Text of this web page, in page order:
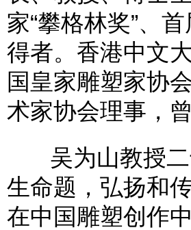
家“攀格林奖”、
得者。香港中文
国皇家雕塑家协
术家协会理事，
吴为山教授二
生命题，弘扬和
在中国雕塑创作